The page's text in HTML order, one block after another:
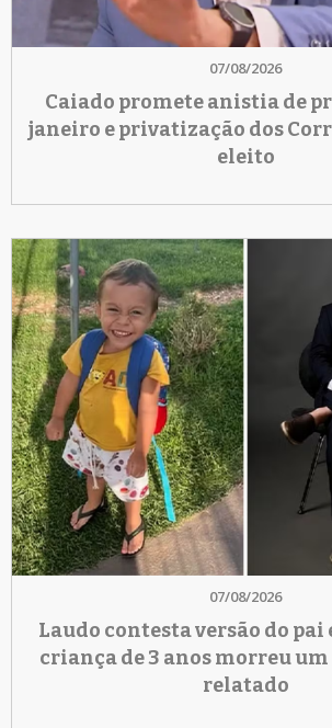
07/08/2026
Caiado promete anistia de
janeiro e privatização dos
eleito
07/08/2026
Laudo contesta versão do pai
criança de 3 anos morreu
relatado